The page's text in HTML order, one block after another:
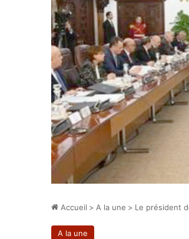
Accueil > A la une > Le président
A la une